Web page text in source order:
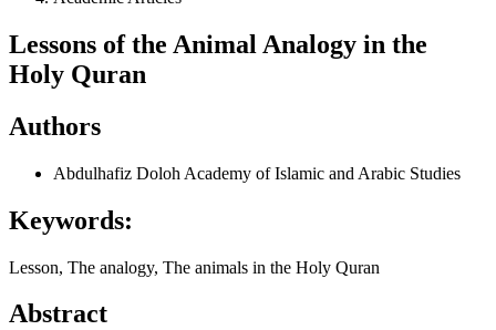
Lessons of the Animal Analogy in the
Holy Quran
Authors
Abdulhafiz Doloh Academy of Islamic and Arabic Studies
Keywords:
Lesson, The analogy, The animals in the Holy Quran
Abstract